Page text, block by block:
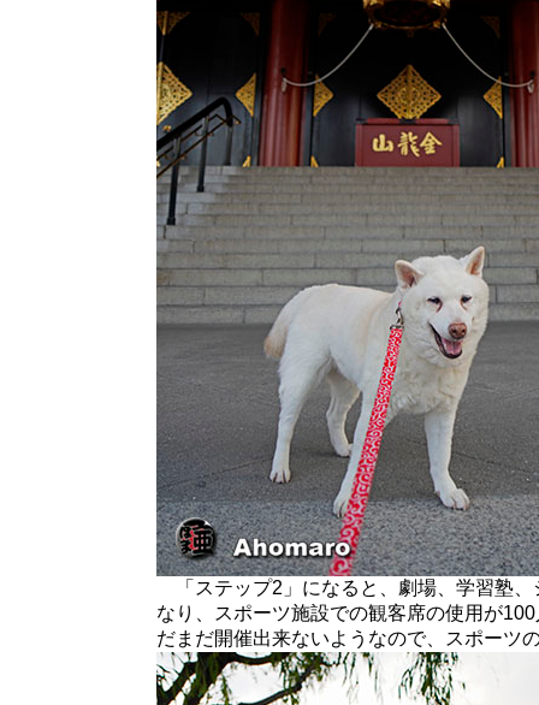
「ステップ2」になると、劇場、学習塾
なり、スポーツ施設での観客席の使用が
だまだ開催出来ないようなので、スポーツ